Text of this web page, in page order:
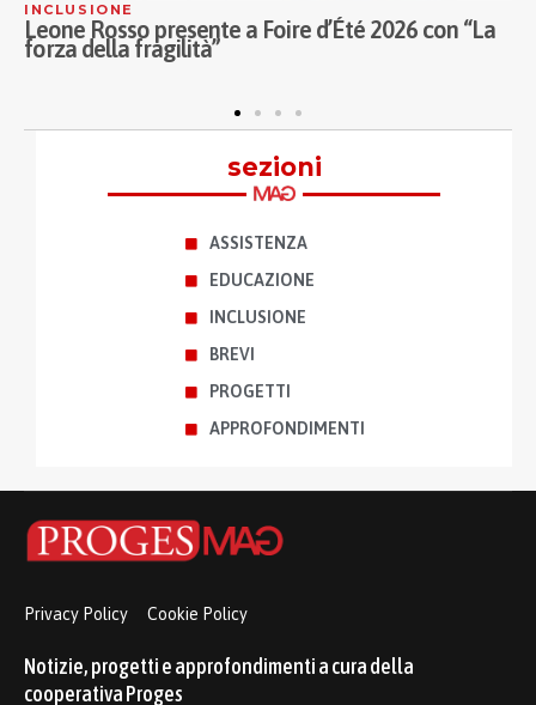
INCLUSIONE
Leone Rosso presente a Foire d’Été 2026 con “La
forza della fragilità”
sezioni
ASSISTENZA
EDUCAZIONE
INCLUSIONE
BREVI
PROGETTI
APPROFONDIMENTI
Privacy Policy Cookie Policy
Notizie, progetti e approfondimenti a cura della
cooperativa Proges